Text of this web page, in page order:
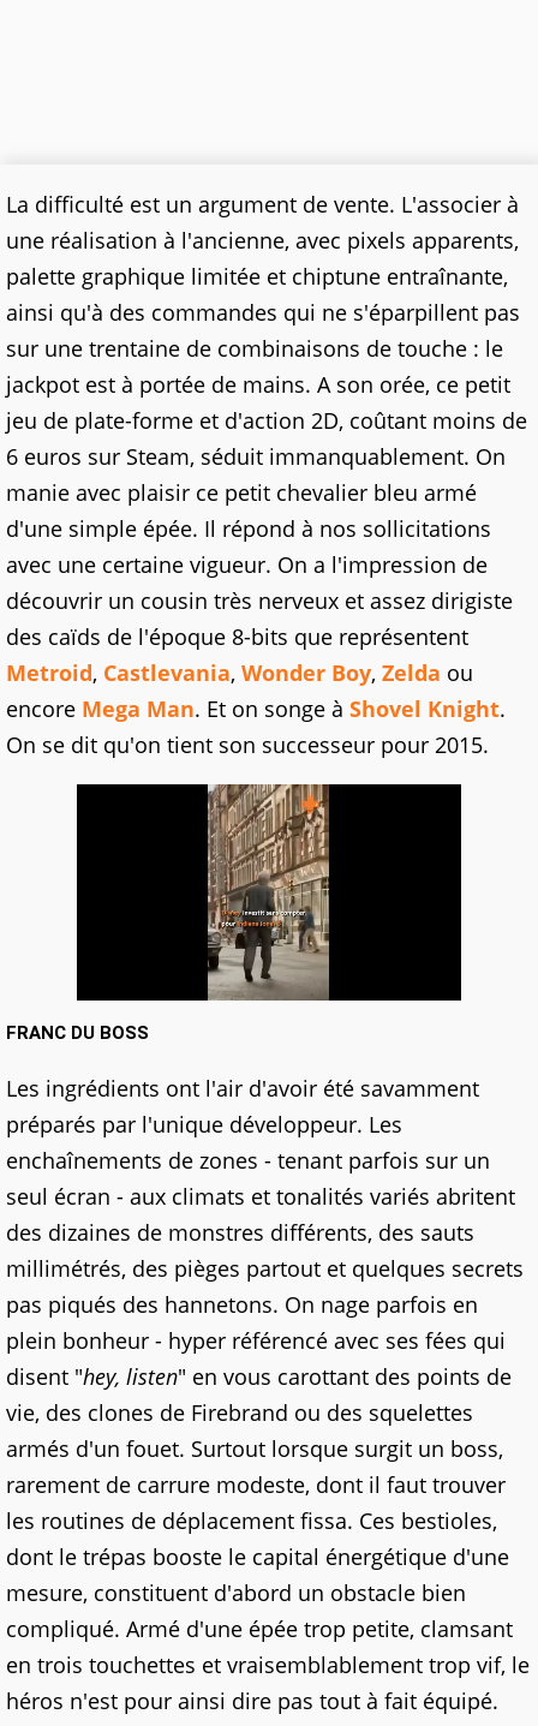
La difficulté est un argument de vente. L'associer à
une réalisation à l'ancienne, avec pixels apparents,
palette graphique limitée et chiptune entraînante,
ainsi qu'à des commandes qui ne s'éparpillent pas
sur une trentaine de combinaisons de touche : le
jackpot est à portée de mains. A son orée, ce petit
jeu de plate-forme et d'action 2D, coûtant moins de
6 euros sur Steam, séduit immanquablement. On
manie avec plaisir ce petit chevalier bleu armé
d'une simple épée. Il répond à nos sollicitations
avec une certaine vigueur. On a l'impression de
découvrir un cousin très nerveux et assez dirigiste
des caïds de l'époque 8-bits que représentent
Metroid, Castlevania, Wonder Boy, Zelda ou
encore Mega Man. Et on songe à Shovel Knight.
On se dit qu'on tient son successeur pour 2015.
FRANC DU BOSS
Les ingrédients ont l'air d'avoir été savamment
préparés par l'unique développeur. Les
enchaînements de zones - tenant parfois sur un
seul écran - aux climats et tonalités variés abritent
des dizaines de monstres différents, des sauts
millimétrés, des pièges partout et quelques secrets
pas piqués des hannetons. On nage parfois en
plein bonheur - hyper référencé avec ses fées qui
disent "hey, listen" en vous carottant des points de
vie, des clones de Firebrand ou des squelettes
armés d'un fouet. Surtout lorsque surgit un boss,
rarement de carrure modeste, dont il faut trouver
les routines de déplacement fissa. Ces bestioles,
dont le trépas booste le capital énergétique d'une
mesure, constituent d'abord un obstacle bien
compliqué. Armé d'une épée trop petite, clamsant
en trois touchettes et vraisemblablement trop vif, le
héros n'est pour ainsi dire pas tout à fait équipé.